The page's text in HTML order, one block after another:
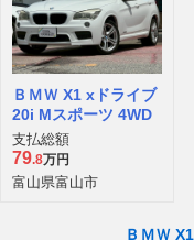
ＢＭＷ X1 xドライブ
20i Mスポーツ 4WD
支払総額
79.8万円
富山県富山市
ＢＭＷ